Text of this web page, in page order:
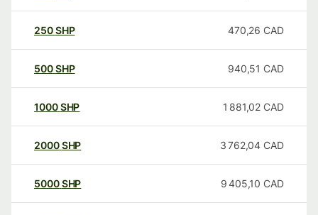
250SHP 470,26 CAD
500SHP 940,51 CAD
1000SHP 1 881,02 CAD
2000SHP 3 762,04 CAD
5000SHP 9 405,10 CAD